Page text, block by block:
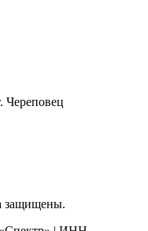
Череповец
защищены.